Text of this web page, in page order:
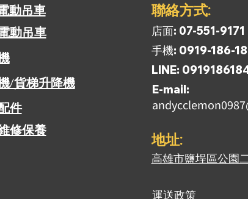
動吊車
動吊車
/貨梯升降機
件
修保養
​聯絡方式:
​店面: 07-551-9171
手機: 0919-186-
​LINE:
​E-mail:
​地址:
高雄市鹽埕區公園
運送政策